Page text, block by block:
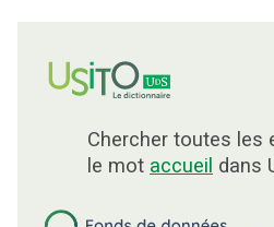
Chercher toutes les
le mot accueil dans